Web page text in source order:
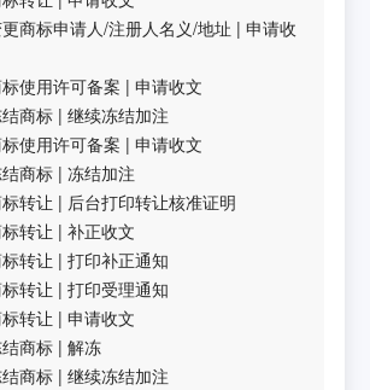
商标申请人/注册人名义/地址 |申请收
使用许可备案 |申请收文
商标 |继续冻结加注
使用许可备案 |申请收文
商标 |冻结加注
转让 | 后台打印转让核准证明
转让 |补正收文
转让 |打印补正通知
转让 |打印受理通知
转让 |申请收文
商标 |解冻
商标 |继续冻结加注